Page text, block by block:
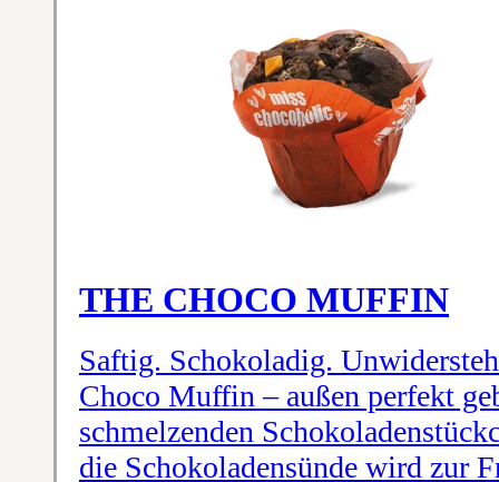
THE CHOCO MUFFIN
Saftig. Schokoladig.
Choco Muffin – außen perfekt
schmelzenden
die Schokoladensünde wird zur